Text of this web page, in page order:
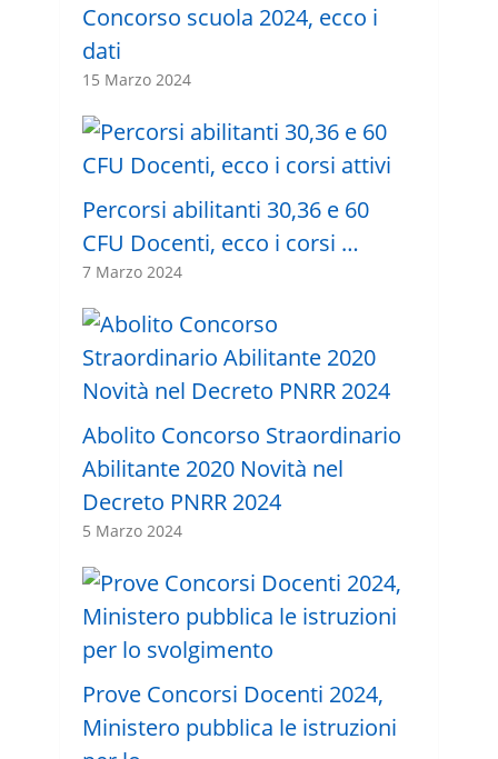
Concorso scuola 2024, ecco i
dati
15 Marzo 2024
Percorsi abilitanti 30,36 e 60
CFU Docenti, ecco i corsi …
7 Marzo 2024
Abolito Concorso Straordinario
Abilitante 2020 Novità nel
Decreto PNRR 2024
5 Marzo 2024
Prove Concorsi Docenti 2024,
Ministero pubblica le istruzioni